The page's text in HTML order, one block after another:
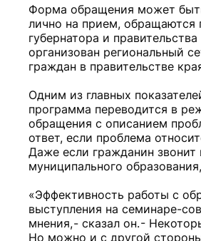
Форма обращения может
лично на прием, обращаются
губернатора и
организован региональный
граждан в правительстве
Одним из главных
программа переводится в
обращения с описанием
ответ, если проблема
Даже если гражданин звонит
муниципального
«Эффективность работы с
выступления на семинаре-
мнения, - сказал он. -
Но можно и с другой